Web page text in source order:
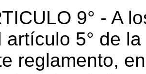
9° - A
artículo 5° de
reglamento,